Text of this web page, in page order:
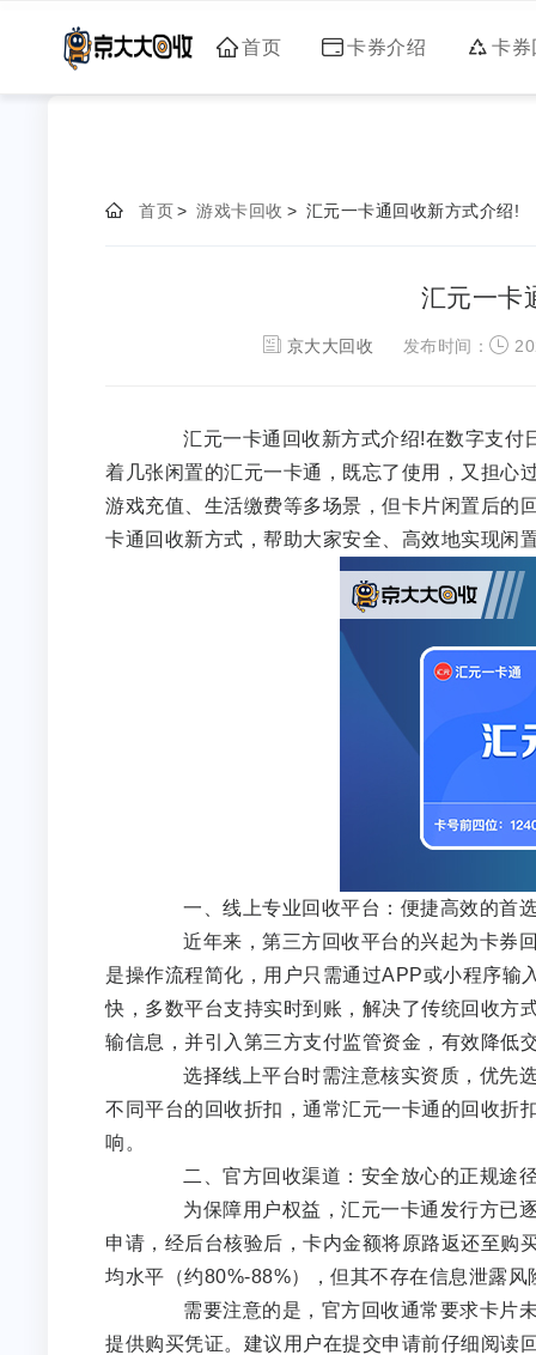
首页 卡券介绍 卡券
首页> 游戏卡回收 > 汇元一卡通回收新方式介绍!
汇元一卡
京大大回收 发布时间：
汇元一卡通回收新方式介绍!在数字支付
着几张闲置的汇元一卡通，既忘了使用，又担心
游戏充值、生活缴费等多场景，但卡片闲置后的
卡通回收新方式，帮助大家安全、高效地实现闲
一、线上专业回收平台：便捷高效的首
近年来，第三方回收平台的兴起为卡券回
是操作流程简化，用户只需通过APP或小程序输
快，多数平台支持实时到账，解决了传统回收方
输信息，并引入第三方支付监管资金，有效降低
选择线上平台时需注意核实资质，优先选
不同平台的回收折扣，通常汇元一卡通的回收折
响。
二、官方回收渠道：安全放心的正规途
为保障用户权益，汇元一卡通发行方已逐
申请，经后台核验后，卡内金额将原路返还至购
均水平（约80%-88%），但其不存在信息泄露
需要注意的是，官方回收通常要求卡片未
提供购买凭证。建议用户在提交申请前仔细阅读